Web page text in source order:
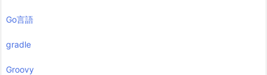
Go言語
gradle
Groovy